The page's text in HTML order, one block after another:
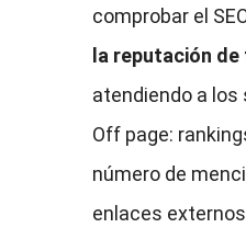
comprobar el
la reputación
atendiendo a los
Off page:
número de
enlaces